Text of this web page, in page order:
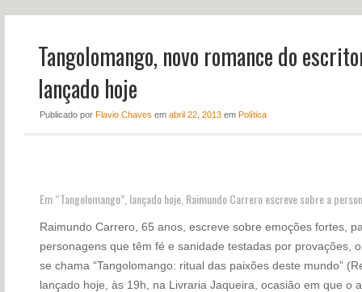
NOTÍCIAS PERFIL
Tangolomango, novo romance do
lançado hoje
Publicado por Flavio Chaves em abril 22, 2013em Política
Em “Tangolomango”, lançado hoje, Raimundo Carrero escreve sobre a
Raimundo Carrero, 65 anos, escreve sobre emoções fortes,
personagens que têm fé e sanidade testadas por provações,
se chama “Tangolomango: ritual das paixões deste mundo”
lançado hoje, às 19h, na Livraria Jaqueira, ocasião em que o